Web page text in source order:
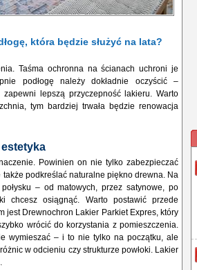
która będzie służyć na lata?
Taśma ochronna na ścianach uchroni je
podłogę należy dokładnie oczyścić –
lepszą przyczepność lakieru. Warto
tym bardziej trwała będzie renowacja
estetyka
Powinien on nie tylko zabezpieczać
podkreślać naturalne piękno drewna. Na
– od matowych, przez satynowe, po
chcesz osiągnąć. Warto postawić przede
jest Drewnochron Lakier Parkiet Expres, który
wrócić do korzystania z pomieszczenia.
wymieszać – i to nie tylko na początku, ale
w odcieniu czy strukturze powłoki. Lakier